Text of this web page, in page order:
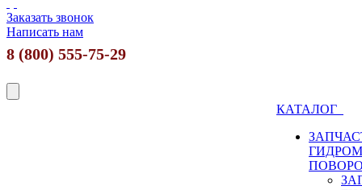
Заказать звонок
Написать нам
8 (800) 555-75-29
КАТАЛОГ